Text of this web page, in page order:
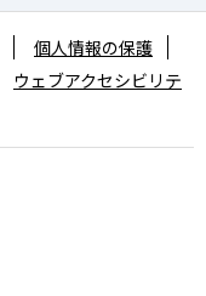
個人情報の保護
ウェブアクセシビリテ